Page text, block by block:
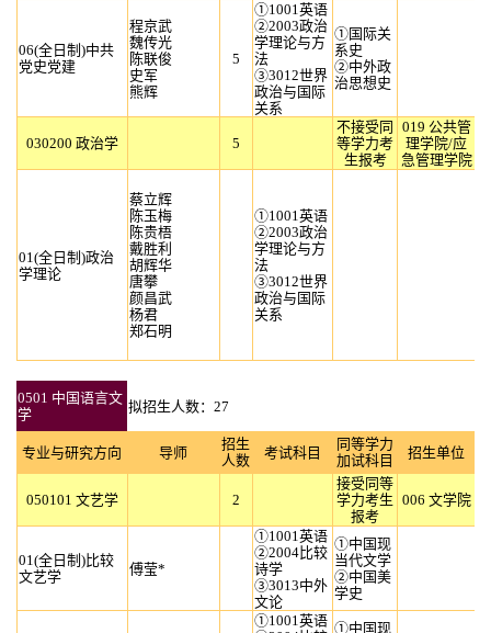
06(全日制)中共
党史党建
程京武
魏传光
陈联俊
史军
熊辉
5
①1001英语
②2003政治
学理论与方
法
③3012世界
政治与国际
关系
①国际关
系史
②中外政
治思想史
030200 政治学 5
不接受同
等学力考
生报考
019 公共管
理学院/应
急管理学院
01(全日制)政治
学理论
蔡立辉
陈玉梅
陈贵梧
戴胜利
胡辉华
唐攀
颜昌武
杨君
郑石明
①1001英语
②2003政治
学理论与方
法
③3012世界
政治与国际
关系
0501 中国语言文
学
拟招生人数：27
专业与研究方向 导师
招生
人数
考试科目
同等学力
加试科目
招生单位
050101 文艺学 2
接受同等
学力考生
报考
006 文学院
01(全日制)比较
文艺学
傅莹*
①1001英语
②2004比较
诗学
③3013中外
文论
①中国现
当代文学
②中国美
学史
①1001英语 ①中国现